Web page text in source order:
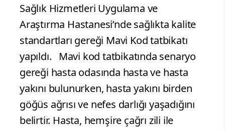
Sağlık Hizmetleri Uygulama ve
Araştırma Hastanesi’nde sağlıkta kalite
standartları gereği Mavi Kod tatbikatı
yapıldı. Mavi kod tatbikatında senaryo
gereği hasta odasında hasta ve hasta
yakını bulunurken, hasta yakını birden
göğüs ağrısı ve nefes darlığı yaşadığını
belirtir. Hasta, hemşire çağrı zili ile